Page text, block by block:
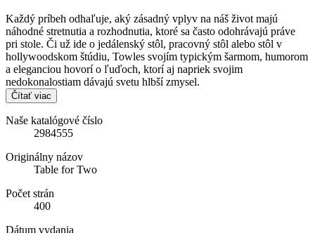
Každý príbeh odhaľuje, aký zásadný vplyv na náš život majú
náhodné stretnutia a rozhodnutia, ktoré sa často odohrávajú práve
pri stole. Či už ide o jedálenský stôl, pracovný stôl alebo stôl v
hollywoodskom štúdiu, Towles svojím typickým šarmom, humorom
a eleganciou hovorí o ľuďoch, ktorí aj napriek svojim
nedokonalostiam dávajú svetu hlbší zmysel.
Čítať viac
Naše katalógové číslo
2984555
Originálny názov
Table for Two
Počet strán
400
Dátum vydania